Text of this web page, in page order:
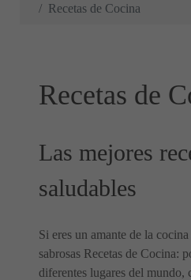
Recetas de Cocina
Recetas de
Las mejores
saludables
Si eres un amante de la
sabrosas Recetas de Cocina:
diferentes lugares del mundo,